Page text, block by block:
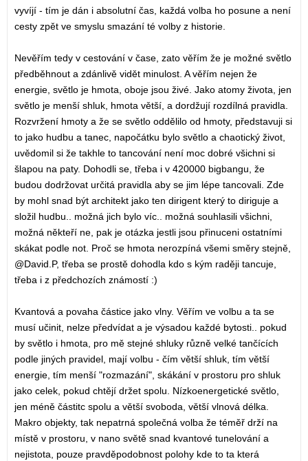
vyvíjí - tím je dán i absolutní čas, každá volba ho posune a není
cesty zpět ve smyslu smazání té volby z historie.
Nevěřím tedy v cestování v čase, zato věřím že je možné světlo
předběhnout a zdánlivě vidět minulost. A věřím nejen že
energie, světlo je hmota, oboje jsou živé. Jako atomy života, jen
světlo je menší shluk, hmota větší, a dordžují rozdílná pravidla.
Rozvržení hmoty a že se světlo oddělilo od hmoty, představuji si
to jako hudbu a tanec, napočátku bylo světlo a chaotický život,
uvědomil si že takhle to tancování není moc dobré všichni si
šlapou na paty. Dohodli se, třeba i v 420000 bigbangu, že
budou dodržovat určitá pravidla aby se jim lépe tancovali. Zde
by mohl snad být architekt jako ten dirigent který to diriguje a
složil hudbu.. možná jich bylo víc.. možná souhlasili všichni,
možná někteří ne, pak je otázka jestli jsou přinuceni ostatními
skákat podle not. Proč se hmota nerozpíná všemi směry stejně,
@David.P, třeba se prostě dohodla kdo s kým raději tancuje,
třeba i z předchozích známostí :)
Kvantová a povaha částice jako vlny. Věřím ve volbu a ta se
musí učinit, nelze předvídat a je výsadou každé bytosti.. pokud
by světlo i hmota, pro mě stejné shluky různě velké tančících
podle jiných pravidel, mají volbu - čím větší shluk, tím větší
energie, tím menší "rozmazání", skákání v prostoru pro shluk
jako celek, pokud chtějí držet spolu. Nízkoenergetické světlo,
jen méně částitc spolu a větší svoboda, větší vlnová délka.
Makro objekty, tak nepatrná společná volba že téměř drží na
místě v prostoru, v nano světě snad kvantové tunelování a
nejistota, pouze pravděpodobnost polohy kde to ta která